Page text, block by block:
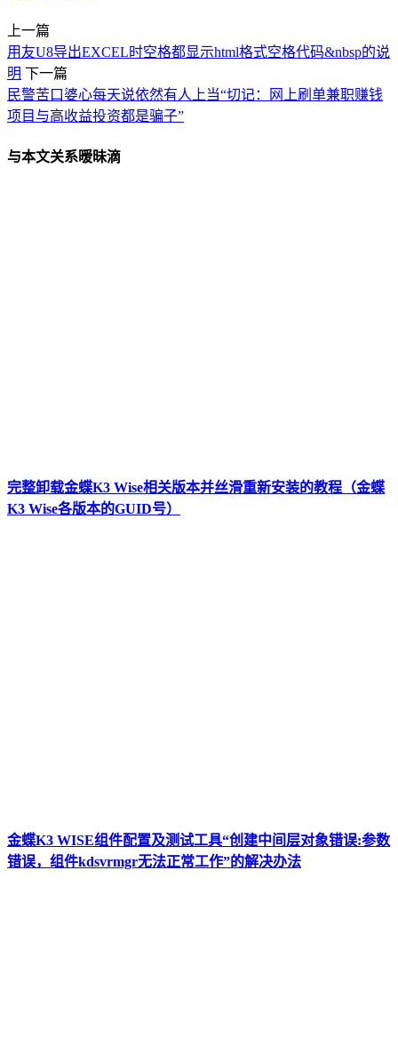
上一篇
用友U8导出EXCEL时空格都显示html格式空格代码&nbsp的说
明 下一篇
民警苦口婆心每天说依然有人上当“切记：网上刷单兼职赚钱
项目与高收益投资都是骗子”
与本文关系暧昧滴
完整卸载金蝶K3 Wise相关版本并丝滑重新安装的教程（金蝶
K3 Wise各版本的GUID号）
金蝶K3 WISE组件配置及测试工具“创建中间层对象错误:参数
错误，组件kdsvrmgr无法正常工作”的解决办法